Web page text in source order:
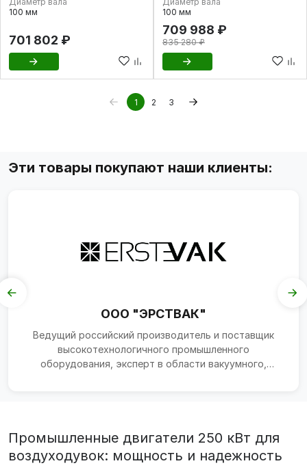
100 мм
701 802 ₽
100 мм
709 988 ₽
835 280 ₽
1 2 3
Эти товары покупают наши клиенты:
ООО "ЭРСТВАК"
Ведущий российский производитель и поставщик
высокотехнологичного промышленного
оборудования, эксперт в области вакуумного,
Промышленные двигатели 250 кВт для
воздуходувок: мощность и надежность